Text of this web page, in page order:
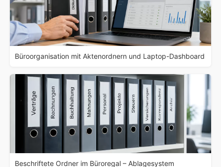
Büroorganisation mit Aktenordnern und Laptop-Dashboard
Beschriftete Ordner im Büroregal – Ablagesystem